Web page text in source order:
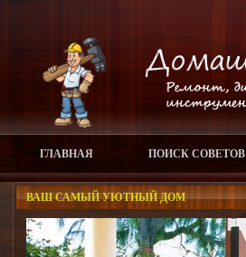
ГЛАВНАЯ ПОИСК СОВЕТОВ
ВАШ САМЫЙ УЮТНЫЙ ДОМ